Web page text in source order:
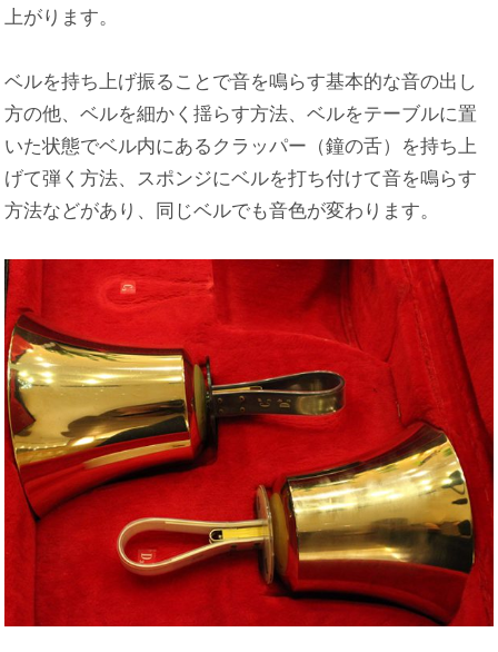
上がります。
ベルを持ち上げ振ることで音を鳴らす基本的な音の出し
方の他、ベルを細かく揺らす方法、ベルをテーブルに置
いた状態でベル内にあるクラッパー（鐘の舌）を持ち上
げて弾く方法、スポンジにベルを打ち付けて音を鳴らす
方法などがあり、同じベルでも音色が変わります。